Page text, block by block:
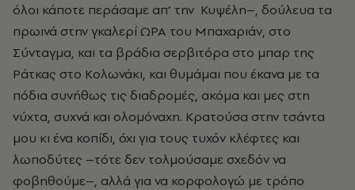
όλοι κάποτε περάσαμε απ’ την Κυψέλη–, δούλευα τα
πρωινά στην γκαλερί ΩΡΑ του Μπαχαριάν, στο
Σύνταγμα, και τα βράδια σερβιτόρα στο μπαρ της
Ράτκας στο Κολωνάκι, και θυμάμαι που έκανα με τα
πόδια συνήθως τις διαδρομές, ακόμα και μες στη
νύχτα, συχνά και ολομόναχη. Κρατούσα στην τσάντα
μου κι ένα κοπίδι, όχι για τους τυχόν κλέφτες και
λωποδύτες –τότε δεν τολμούσαμε σχεδόν να
φοβηθούμε–, αλλά για να κορφολογώ με τρόπο